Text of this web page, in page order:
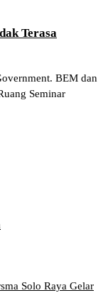
Terasa
BEM dan
Seminar
Solo Raya Gelar